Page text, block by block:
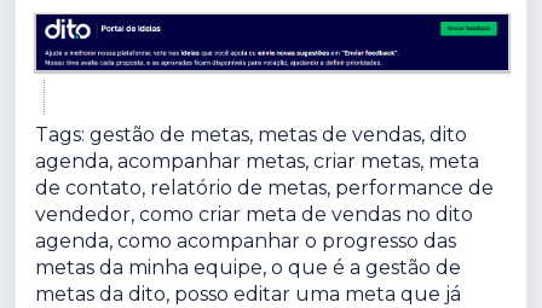
Tags: gestão de metas, metas de vendas, dito
agenda, acompanhar metas, criar metas, meta
de contato, relatório de metas, performance de
vendedor, como criar meta de vendas no dito
agenda, como acompanhar o progresso das
metas da minha equipe, o que é a gestão de
metas da dito, posso editar uma meta que já